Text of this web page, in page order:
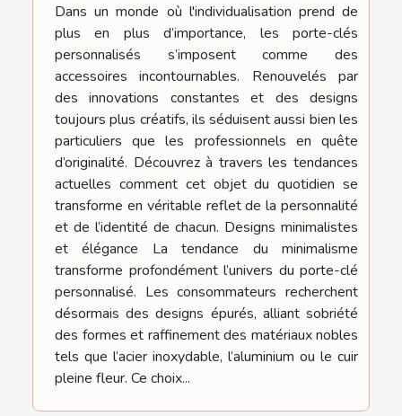
Dans un monde où l'individualisation prend de
plus en plus d’importance, les porte-clés
personnalisés s’imposent comme des
accessoires incontournables. Renouvelés par
des innovations constantes et des designs
toujours plus créatifs, ils séduisent aussi bien les
particuliers que les professionnels en quête
d’originalité. Découvrez à travers les tendances
actuelles comment cet objet du quotidien se
transforme en véritable reflet de la personnalité
et de l’identité de chacun. Designs minimalistes
et élégance La tendance du minimalisme
transforme profondément l’univers du porte-clé
personnalisé. Les consommateurs recherchent
désormais des designs épurés, alliant sobriété
des formes et raffinement des matériaux nobles
tels que l’acier inoxydable, l’aluminium ou le cuir
pleine fleur. Ce choix...